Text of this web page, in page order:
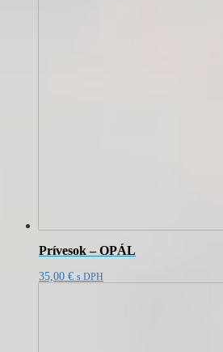
Prívesok – OPÁL
35,00 € s DPH